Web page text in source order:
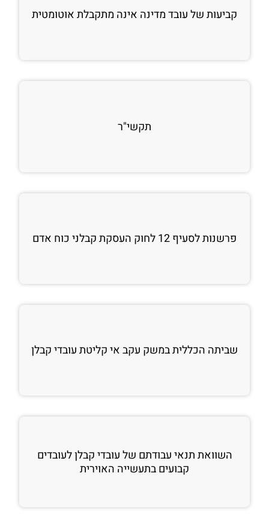
קביעות של עובד מדינה אינה מתקבלת אוטומטית
תקשי"ר
פרשנות לסעיף 12 לחוק העסקת קבלני כוח אדם
שביתה הכללית במשק עקב אי קליטת עובדי קבלן
השוואת תנאי עבודתם של עובדי קבלן לעובדים
קבועים בתעשייה האוירית